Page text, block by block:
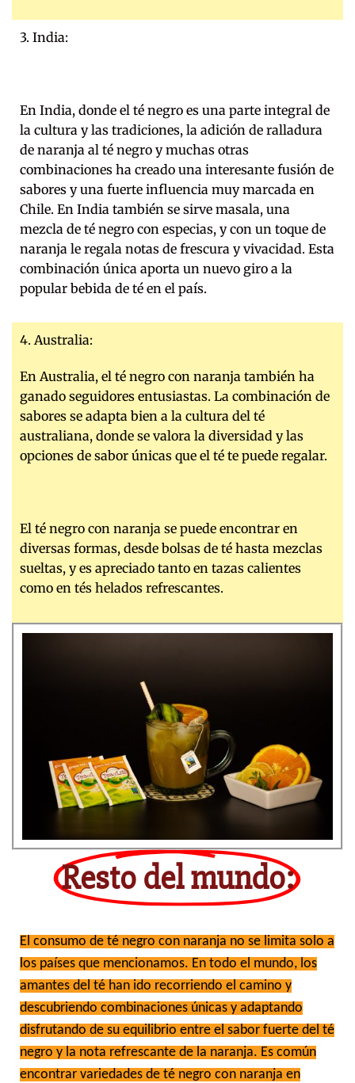
3. India:
En India, donde el té negro es una parte integral de
la cultura y las tradiciones, la adición de ralladura
de naranja al té negro y muchas otras
combinaciones ha creado una interesante fusión de
sabores y una fuerte influencia muy marcada en
Chile. En India también se sirve masala, una
mezcla de té negro con especias, y con un toque de
naranja le regala notas de frescura y vivacidad. Esta
combinación única aporta un nuevo giro a la
popular bebida de té en el país.
4. Australia:
En Australia, el té negro con naranja también ha
ganado seguidores entusiastas. La combinación de
sabores se adapta bien a la cultura del té
australiana, donde se valora la diversidad y las
opciones de sabor únicas que el té te puede regalar.
El té negro con naranja se puede encontrar en
diversas formas, desde bolsas de té hasta mezclas
sueltas, y es apreciado tanto en tazas calientes
como en tés helados refrescantes.
Resto del mundo:
El consumo de té negro con naranja no se limita solo a
los países que mencionamos. En todo el mundo, los
amantes del té han ido recorriendo el camino y
descubriendo combinaciones únicas y adaptando
disfrutando de su equilibrio entre el sabor fuerte del té
negro y la nota refrescante de la naranja. Es común
encontrar variedades de té negro con naranja en